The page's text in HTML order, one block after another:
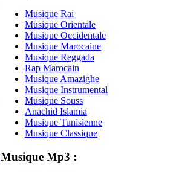
Musique Rai
Musique Orientale
Musique Occidentale
Musique Marocaine
Musique Reggada
Rap Marocain
Musique Amazighe
Musique Instrumental
Musique Souss
Anachid Islamia
Musique Tunisienne
Musique Classique
Musique Mp3 :